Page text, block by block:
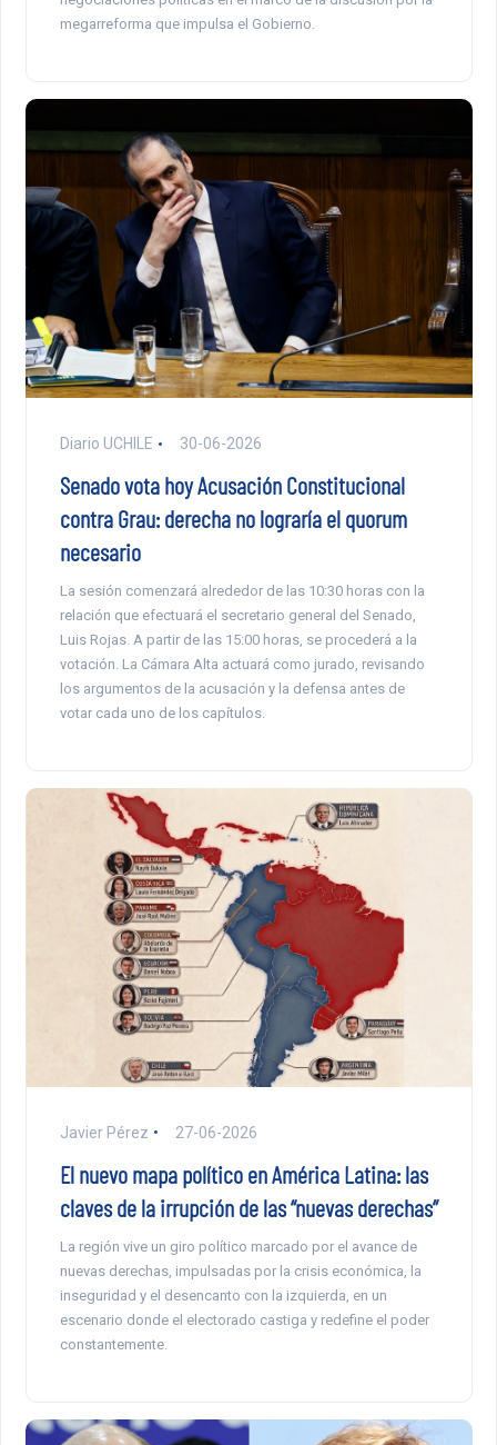
megarreforma que impulsa el Gobierno.
Diario UCHILE 30-06-2026
Senado vota hoy Acusación Constitucional
contra Grau: derecha no lograría el quorum
necesario
La sesión comenzará alrededor de las 10:30 horas con la
relación que efectuará el secretario general del Senado,
Luis Rojas. A partir de las 15:00 horas, se procederá a la
votación. La Cámara Alta actuará como jurado, revisando
los argumentos de la acusación y la defensa antes de
votar cada uno de los capítulos.
Javier Pérez 27-06-2026
El nuevo mapa político en América Latina: las
claves de la irrupción de las “nuevas derechas”
La región vive un giro político marcado por el avance de
nuevas derechas, impulsadas por la crisis económica, la
inseguridad y el desencanto con la izquierda, en un
escenario donde el electorado castiga y redefine el poder
constantemente.